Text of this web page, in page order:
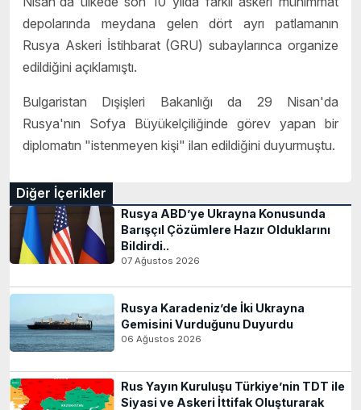
depolarında meydana gelen dört ayrı patlamanın
Rusya Askeri İstihbarat (GRU) subaylarınca organize
edildiğini açıklamıştı.
Bulgaristan Dışişleri Bakanlığı da 29 Nisan'da
Rusya'nın Sofya Büyükelçiliğinde görev yapan bir
diplomatın "istenmeyen kişi" ilan edildiğini duyurmuştu.
Diğer İçerikler
Rusya ABD’ye Ukrayna Konusunda
Barışçıl Çözümlere Hazır Olduklarını
Bildirdi..
07 Ağustos 2026
Rusya Karadeniz’de İki Ukrayna
Gemisini Vurduğunu Duyurdu
06 Ağustos 2026
Rus Yayın Kuruluşu Türkiye’nin TDT ile
Siyasi ve Askeri İttifak Oluşturarak